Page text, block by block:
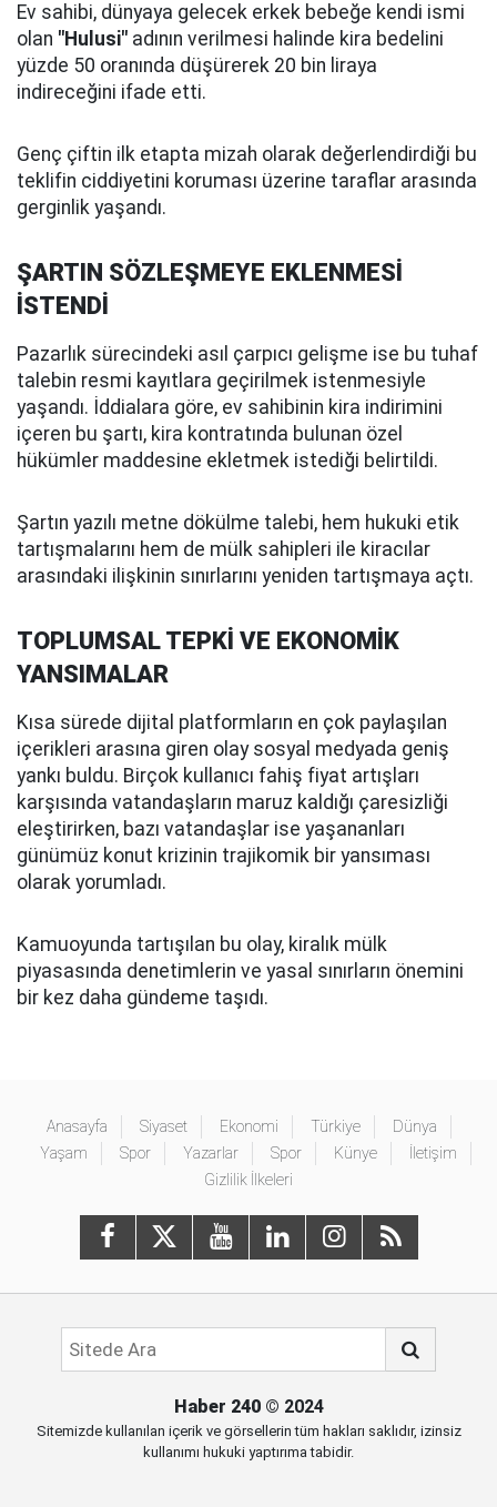
Ev sahibi, dünyaya gelecek erkek bebeğe kendi ismi
olan "Hulusi" adının verilmesi halinde kira bedelini
yüzde 50 oranında düşürerek 20 bin liraya
indireceğini ifade etti.
Genç çiftin ilk etapta mizah olarak değerlendirdiği bu
teklifin ciddiyetini koruması üzerine taraflar arasında
gerginlik yaşandı.
ŞARTIN SÖZLEŞMEYE EKLENMESİ
İSTENDİ
Pazarlık sürecindeki asıl çarpıcı gelişme ise bu tuhaf
talebin resmi kayıtlara geçirilmek istenmesiyle
yaşandı. İddialara göre, ev sahibinin kira indirimini
içeren bu şartı, kira kontratında bulunan özel
hükümler maddesine ekletmek istediği belirtildi.
Şartın yazılı metne dökülme talebi, hem hukuki etik
tartışmalarını hem de mülk sahipleri ile kiracılar
arasındaki ilişkinin sınırlarını yeniden tartışmaya açtı.
TOPLUMSAL TEPKİ VE EKONOMİK
YANSIMALAR
Kısa sürede dijital platformların en çok paylaşılan
içerikleri arasına giren olay sosyal medyada geniş
yankı buldu. Birçok kullanıcı fahiş fiyat artışları
karşısında vatandaşların maruz kaldığı çaresizliği
eleştirirken, bazı vatandaşlar ise yaşananları
günümüz konut krizinin trajikomik bir yansıması
olarak yorumladı.
Kamuoyunda tartışılan bu olay, kiralık mülk
piyasasında denetimlerin ve yasal sınırların önemini
bir kez daha gündeme taşıdı.
Anasayfa Siyaset Ekonomi Türkiye
Dünya
Yaşam
Spor Yazarlar Spor Künye
İletişim
Gizlilik İlkeleri
Haber 240© 2024
Sitemizde kullanılan içerik ve görsellerin tüm hakları saklıdır, izinsiz
kullanımı hukuki yaptırıma tabidir.